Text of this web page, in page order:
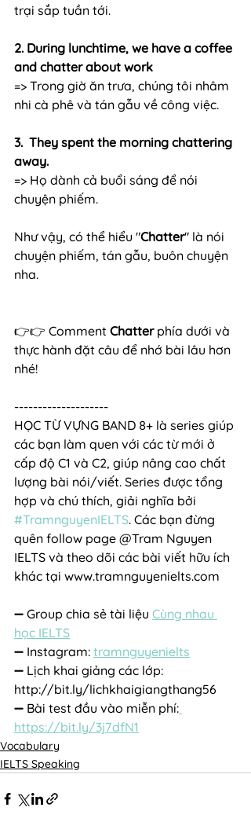
trại sắp tuần tới.
2. During lunchtime, we have a coffee
and chatter about work
=> Trong giờ ăn trưa, chúng tôi nhâm
nhi cà phê và tán gẫu về công việc.
3.  They spent the morning chattering
away.
=> Họ dành cả buổi sáng để nói
chuyện phiếm.
Như vậy, có thể hiểu "Chatter" là nói
chuyện phiếm, tán gẫu, buôn chuyện
nha.
👉👉 Comment Chatter phía dưới và
thực hành đặt câu để nhớ bài lâu hơn
nhé!
--------------------
HỌC TỪ VỰNG BAND 8+ là series giúp
các bạn làm quen với các từ mới ở
cấp độ C1 và C2, giúp nâng cao chất
lượng bài nói/viết. Series được tổng
hợp và chú thích, giải nghĩa bởi
#TramnguyenIELTS. Các bạn đừng
quên follow page @Tram Nguyen
IELTS và theo dõi các bài viết hữu ích
khác tại www.tramnguyenielts.com
➖ Group chia sẻ tài liệu Cùng nhau
học IELTS
➖ Instagram: tramnguyenielts
➖ Lịch khai giảng các lớp:
http://bit.ly/lichkhaigiangthang56
➖ Bài test đầu vào miễn phí:
https://bit.ly/3j7dfN1
Vocabulary
IELTS Speaking